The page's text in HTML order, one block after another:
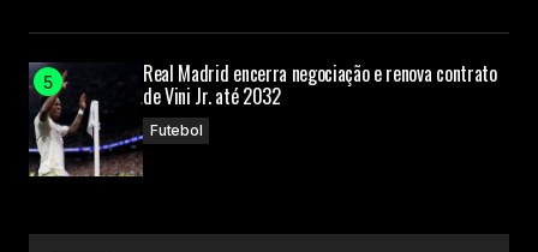
Real Madrid encerra negociação e renova contrato
de Vini Jr. até 2032
Futebol